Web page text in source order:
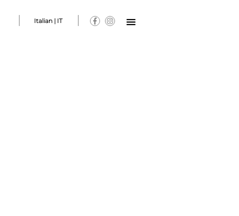
Italian | IT